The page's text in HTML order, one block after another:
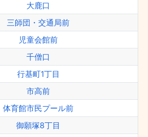
大鹿口
三師団・交通局前
児童会館前
千僧口
行基町1丁目
市高前
体育館市民プール前
御願塚8丁目